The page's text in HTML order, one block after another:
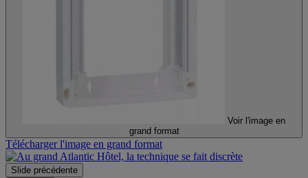
Voir l'image en
grand format
Télécharger l'image en grand format
Slide précédente